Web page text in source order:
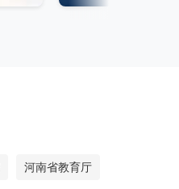
河南省教育厅